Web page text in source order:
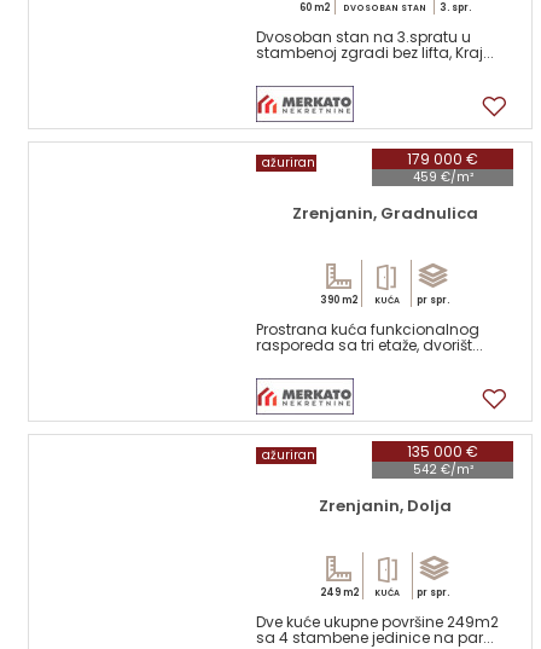
60 m2 DVOSOBAN STAN 3. spr.
Dvosoban stan na 3.spratu u
stambenoj zgradi bez lifta, Kraj...
179 000 €
459 €/m²
ažuriran
Zrenjanin, Gradnulica
390 m2 KUĆA pr spr.
Prostrana kuća funkcionalnog
rasporeda sa tri etaže, dvorišt...
135 000 €
542 €/m²
ažuriran
Zrenjanin, Dolja
249 m2 KUĆA pr spr.
Dve kuće ukupne površine 249m2
sa 4 stambene jedinice na par...